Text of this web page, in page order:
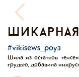
#vikisews_роуз
Шила из остатков
грудью, добавила